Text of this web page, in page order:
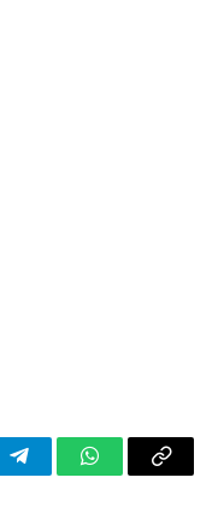
TelegramWhatsAppCopia